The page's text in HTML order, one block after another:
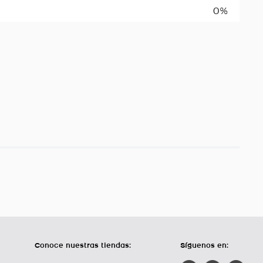
0%
Conoce nuestras tiendas: Síguenos en: